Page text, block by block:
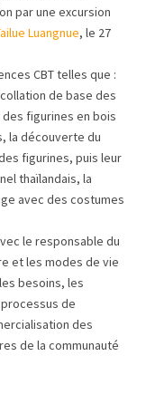
par une excursion
Luangnue, le 27
CBT telles que :
de base des
figurines en bois
la découverte du
figurines, puis leur
thaïlandais, la
avec des costumes
le responsable du
et les modes de vie
besoins, les
de
des
de la communauté